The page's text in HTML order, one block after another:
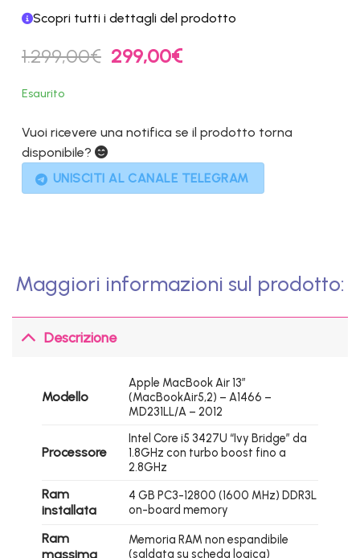
Scopri tutti i dettagli del prodotto
1.299,00€ Il
prezzo
1.299,00€.
299,00€Il
299,00€.
Esaurito
Vuoi ricevere una notifica se il prodotto torna
disponibile?
UNISCITI AL CANALE TELEGRAM
Maggiori informazioni sul prodotto:
Descrizione
Modello
Apple MacBook Air 13″
(MacBookAir5,2) – A1466 –
MD231LL/A – 2012
Processore
Intel Core i5 3427U “Ivy Bridge” da
1.8GHz con turbo boost fino a
2.8GHz
Ram
installata
4 GB PC3-12800 (1600 MHz) DDR3L
on-board memory
Ram
massima
Memoria RAM non espandibile
(saldata su scheda logica)